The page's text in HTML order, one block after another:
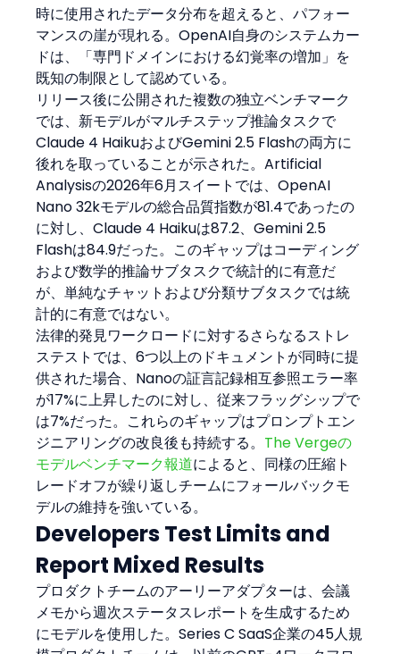
時に使用されたデータ分布を超えると、パフォー
マンスの崖が現れる。OpenAI自身のシステムカー
ドは、「専門ドメインにおける幻覚率の増加」を
既知の制限として認めている。
リリース後に公開された複数の独立ベンチマーク
では、新モデルがマルチステップ推論タスクで
Claude 4 HaikuおよびGemini 2.5 Flashの両方に
後れを取っていることが示された。Artificial
Analysisの2026年6月スイートでは、OpenAI
Nano 32kモデルの総合品質指数が81.4であったの
に対し、Claude 4 Haikuは87.2、Gemini 2.5
Flashは84.9だった。このギャップはコーディング
および数学的推論サブタスクで統計的に有意だ
が、単純なチャットおよび分類サブタスクでは統
計的に有意ではない。
法律的発見ワークロードに対するさらなるストレ
ステストでは、6つ以上のドキュメントが同時に提
供された場合、Nanoの証言記録相互参照エラー率
が17%に上昇したのに対し、従来フラッグシップで
は7%だった。これらのギャップはプロンプトエン
ジニアリングの改良後も持続する。 The Vergeの
モデルベンチマーク報道によると、同様の圧縮ト
レードオフが繰り返しチームにフォールバックモ
デルの維持を強いている。
Developers Test Limits and
Report Mixed Results
プロダクトチームのアーリーアダプターは、会議
メモから週次ステータスレポートを生成するため
にモデルを使用した。Series C SaaS企業の45人規